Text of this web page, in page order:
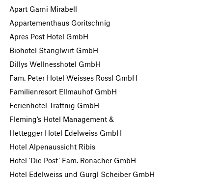
Apart Garni Mirabell
Appartementhaus Goritschnig
Apres Post Hotel GmbH
Biohotel Stanglwirt GmbH
Dillys Wellnesshotel GmbH
Fam. Peter Hotel Weisses Rössl GmbH
Familienresort Ellmauhof GmbH
Ferienhotel Trattnig GmbH
Fleming’s Hotel Management &
Hettegger Hotel Edelweiss GmbH
Hotel Alpenaussicht Ribis
Hotel ‘Die Post’ Fam. Ronacher GmbH
Hotel Edelweiss und Gurgl Scheiber GmbH